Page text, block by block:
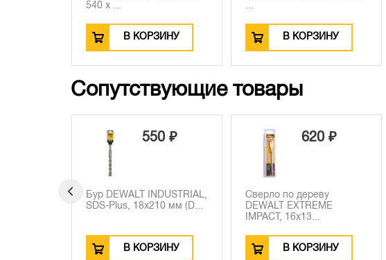
540 x ...
В КОРЗИНУ
...
В КОРЗИНУ
Сопутствующие товары
620 ₽
Сверло по дереву
DEWALT EXTREME
В КОРЗИНУ
1 730 ₽
Бита DEWALT PZ2, 25 мм,
шестигранный (HEX), (...
В КОРЗИНУ